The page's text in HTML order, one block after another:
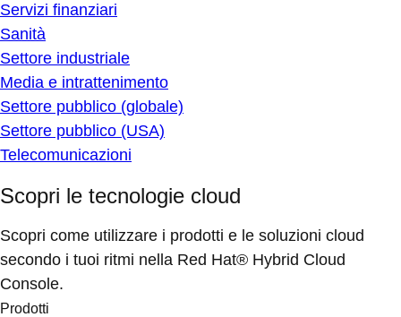
Servizi finanziari
Sanità
Settore industriale
Media e intrattenimento
Settore pubblico (globale)
Settore pubblico (USA)
Telecomunicazioni
Scopri le tecnologie cloud
Scopri come utilizzare i prodotti e le soluzioni cloud
secondo i tuoi ritmi nella Red Hat® Hybrid Cloud
Console.
Prodotti